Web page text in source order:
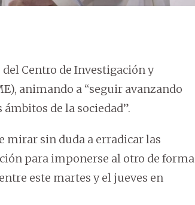
Centro de Investigación y
animando a “seguir avanzando
de la sociedad”.
mirar sin duda a erradicar las
para imponerse al otro de forma
este martes y el jueves en